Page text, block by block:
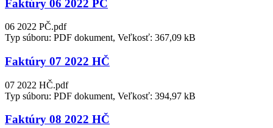
Faktúry 06 2022 PČ
06 2022 PČ.pdf
Typ súboru: PDF dokument, Veľkosť: 367,09 kB
Faktúry 07 2022 HČ
07 2022 HČ.pdf
Typ súboru: PDF dokument, Veľkosť: 394,97 kB
Faktúry 08 2022 HČ